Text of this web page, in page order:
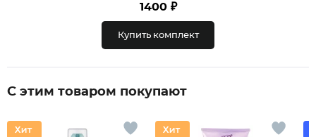
1400 ₽
Купить комплект
С этим товаром покупают